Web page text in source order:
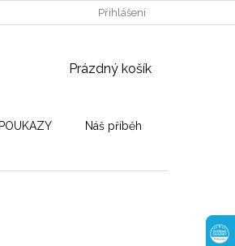
STROJE PRO VÝROBUPřihlášení
NÁKUPNÍ KOŠÍK
Prázdný košík
Náš příběh